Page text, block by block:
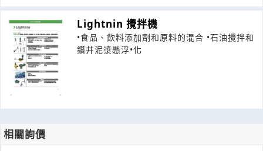
Lightnin 攪拌機
•食品、飲料添加劑和原料的混合 •石油攪拌和
鑽井泥漿懸浮•化
相關詢價